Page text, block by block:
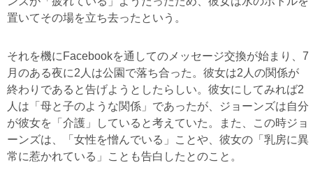
置いてその場を立ち去ったという。
それを機にFacebookを通してのメッセージ交換が始まり、7
月のある夜に2人は公園で落ち合った。彼女は2人の関係が
終わりであると告げようとしたらしい。彼女にしてみれば2
人は「母と子のような関係」であったが、ジョーンズは自分
が彼女を「介護」していると考えていた。また、この時ジョ
ーンズは、「女性を憎んでいる」ことや、彼女の「乳房に異
常に惹かれている」ことも告白したとのこと。